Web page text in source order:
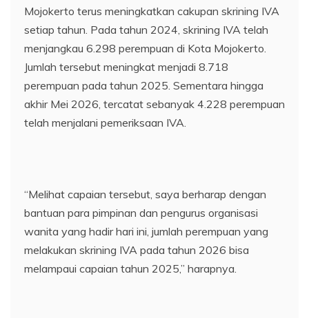
Mojokerto terus meningkatkan cakupan skrining IVA
setiap tahun. Pada tahun 2024, skrining IVA telah
menjangkau 6.298 perempuan di Kota Mojokerto.
Jumlah tersebut meningkat menjadi 8.718
perempuan pada tahun 2025. Sementara hingga
akhir Mei 2026, tercatat sebanyak 4.228 perempuan
telah menjalani pemeriksaan IVA.
“Melihat capaian tersebut, saya berharap dengan
bantuan para pimpinan dan pengurus organisasi
wanita yang hadir hari ini, jumlah perempuan yang
melakukan skrining IVA pada tahun 2026 bisa
melampaui capaian tahun 2025,” harapnya.